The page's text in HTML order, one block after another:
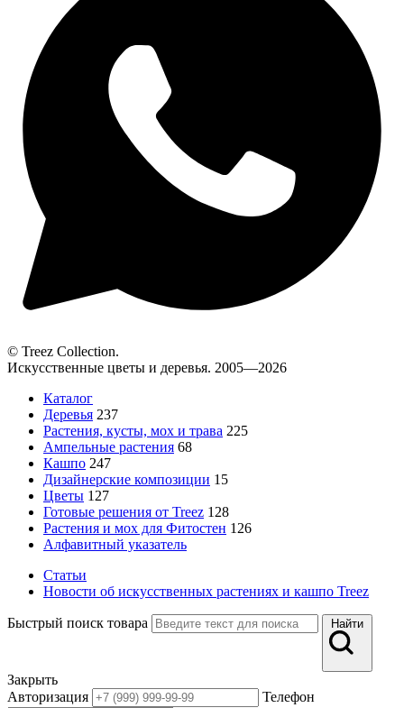
© Treez Collection.
Искусственные цветы и деревья. 2005—2026
Каталог
Деревья 237
Растения, кусты, мох и трава 225
Ампельные растения 68
Кашпо 247
Дизайнерские композиции 15
Цветы 127
Готовые решения от Treez 128
Растения и мох для Фитостен 126
Алфавитный указатель
Статьи
Новости об искусственных растениях и кашпо Treez
Быстрый поиск товара Найти
Закрыть
Авторизация
Телефон